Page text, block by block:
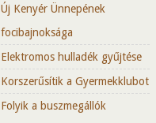
Új Kenyér Ünnepének
focibajnoksága
Elektromos hulladék gyűjtése
Korszerűsítik a Gyermekklubot
Folyik a buszmegállók